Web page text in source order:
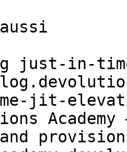
just-in-
jit-